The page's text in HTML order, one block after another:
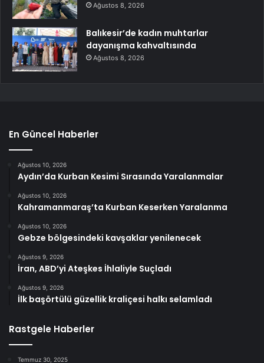
Ağustos 8, 2026
Balıkesir’de kadın muhtarlar
dayanışma kahvaltısında
Ağustos 8, 2026
En Güncel Haberler
Ağustos 10, 2026
Aydın’da Kurban Kesimi Sırasında Yaralanmalar
Ağustos 10, 2026
Kahramanmaraş’ta Kurban Keserken Yaralanma
Ağustos 10, 2026
Gebze bölgesindeki kavşaklar yenilenecek
Ağustos 9, 2026
İran, ABD’yi Ateşkes İhlaliyle Suçladı
Ağustos 9, 2026
İlk başörtülü güzellik kraliçesi halkı selamladı
Rastgele Haberler
Temmuz 30, 2025